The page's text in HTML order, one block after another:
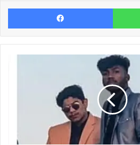
Facebook